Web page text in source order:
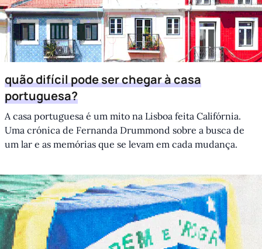
quão difícil pode ser chegar à casa
portuguesa?
A casa portuguesa é um mito na Lisboa feita Califórnia.
Uma crónica de Fernanda Drummond sobre a busca de
um lar e as memórias que se levam em cada mudança.